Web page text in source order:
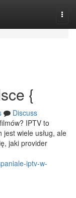
{
Discuss
IPTV to
wiele usług, ale
jaki provider
iptv-w-